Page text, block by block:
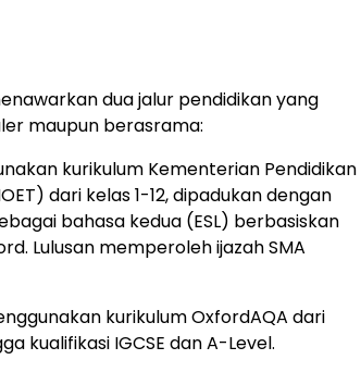
dua jalur pendidikan yang
maupun berasrama:
kurikulum Kementerian Pendidikan
dari kelas 1-12, dipadukan dengan
bahasa kedua (ESL) berbasiskan
Lulusan memperoleh ijazah SMA
kurikulum OxfordAQA dari
kualifikasi IGCSE dan A-Level.